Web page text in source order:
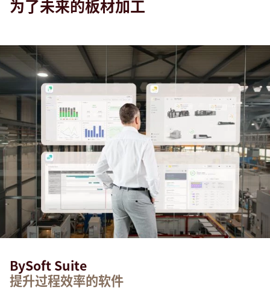
为了未来的板材加工
BySoft Suite
提升过程效率的软件